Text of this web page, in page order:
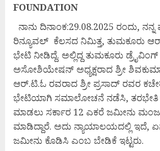
FOUNDATION
ನಾನು ದಿನಾಂಕ:29.08.2025 ರಂದು,
ರಿನ್ಯೂವಲ್ ಕೆಲಸದ ನಿಮಿತ್ತ, ತುಮಕೂರು
ಭೇಟಿ ನೀಡಿದ್ದೆ. ಅಲ್ಲಿದ್ದ ತುಮಕೂರು
ಅಸೋಶಿಯೇಷನ್ ಅಧ್ಯಕ್ಷರಾದ ಶ್ರೀ
ಆರ್.ಟಿ.ಓ ರವರಾದ ಶ್ರೀ ಪ್ರಸಾದ್ ರವರ
ಭೇಟಿಯಾಗಿ ಸಮಾಲೋಚನೆ ನಡೆಸಿ, ತರಭೇತಿ
ಮಾಡಲು ಸರ್ಕಾರ 12 ಎಕರೆ ಜಮೀನು
ಮಾಡಿದ್ದಾರೆ. ಅದು ನ್ಯಾಯಾಲಯದಲ್ಲಿ ಇದೆ,
ಜಮೀನು ಕೊಡಿಸಿ ಎಂಬ ಬೇಡಿಕೆ ಇಟ್ಟರು.